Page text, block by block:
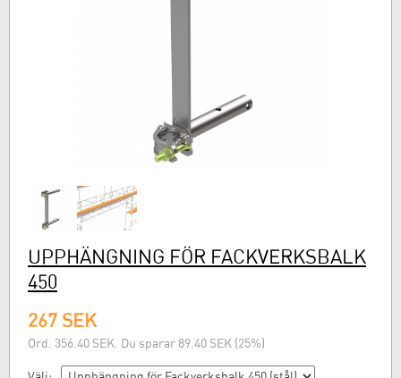
UPPHÄNGNING FÖR FACKVERKSBALK
450
267 SEK
Ord. 356.40 SEK. Du sparar 89.40 SEK (25%)